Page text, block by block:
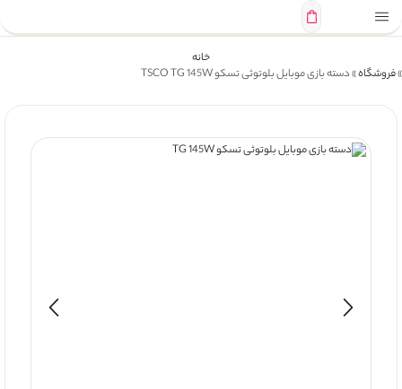
خانه
»فروشگاه»دسته بازی موبایل بلوتوثی تسکو TSCO TG 145W